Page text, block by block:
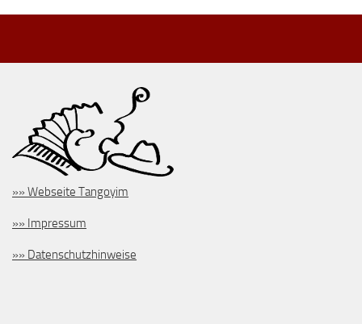
»» Webseite Tangoyim
»» Impressum
»» Datenschutzhinweise